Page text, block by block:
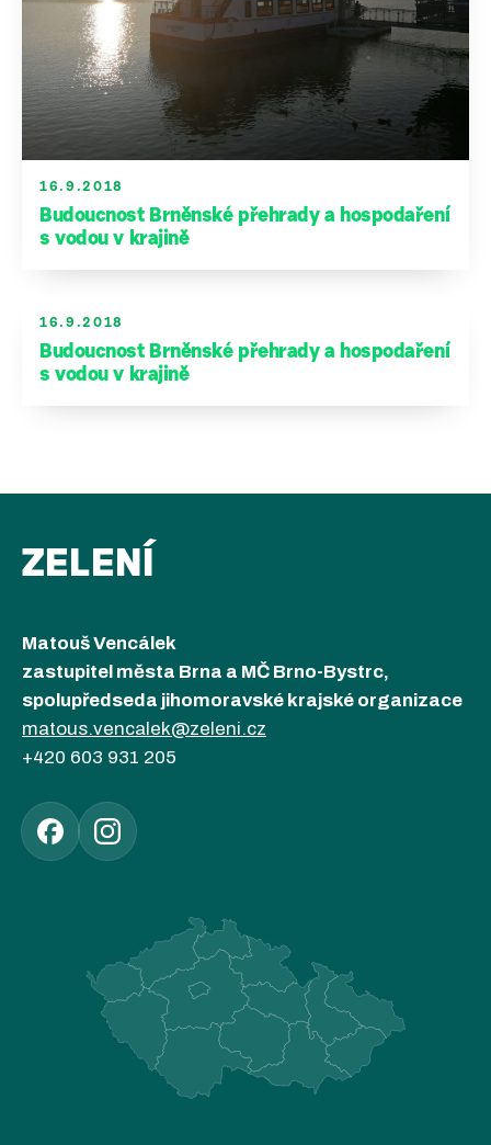
16.9.2018
Budoucnost Brněnské přehrady a hospodaření
s vodou v krajině
16.9.2018
Budoucnost Brněnské přehrady a hospodaření
s vodou v krajině
ZELENÍ
Matouš Vencálek
zastupitel města Brna a MČ Brno-Bystrc,
spolupředseda jihomoravské krajské organizace
matous.vencalek@zeleni.cz
+420 603 931 205